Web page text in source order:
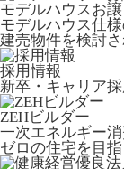
モデルハウスお
モデルハウス仕
建売物件を検討
採用情報
新卒・キャリア採
ZEHビルダー
一次エネルギー
ゼロの住宅を目指